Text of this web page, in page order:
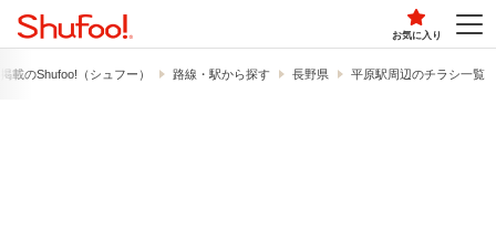
お気に入り
載の​Shufoo!​（シュフー） 路線・駅から探す 長野県 平原駅周辺のチラシ一覧